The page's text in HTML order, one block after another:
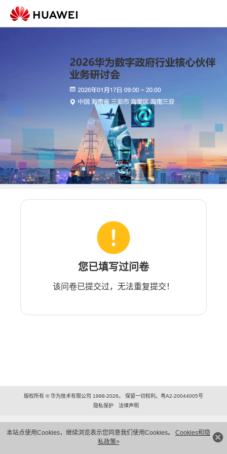
本站点使用Cookies，继续浏览表示您同意我们使用Cookies。 Cookies和隐
私政策>
您已填写过问卷
该问卷已提交过，无法重复提交！
版权所有 © 华为技术有限公司 1998-2026。 保留一切权利。粤A2-20044005号
隐私保护
法律声明